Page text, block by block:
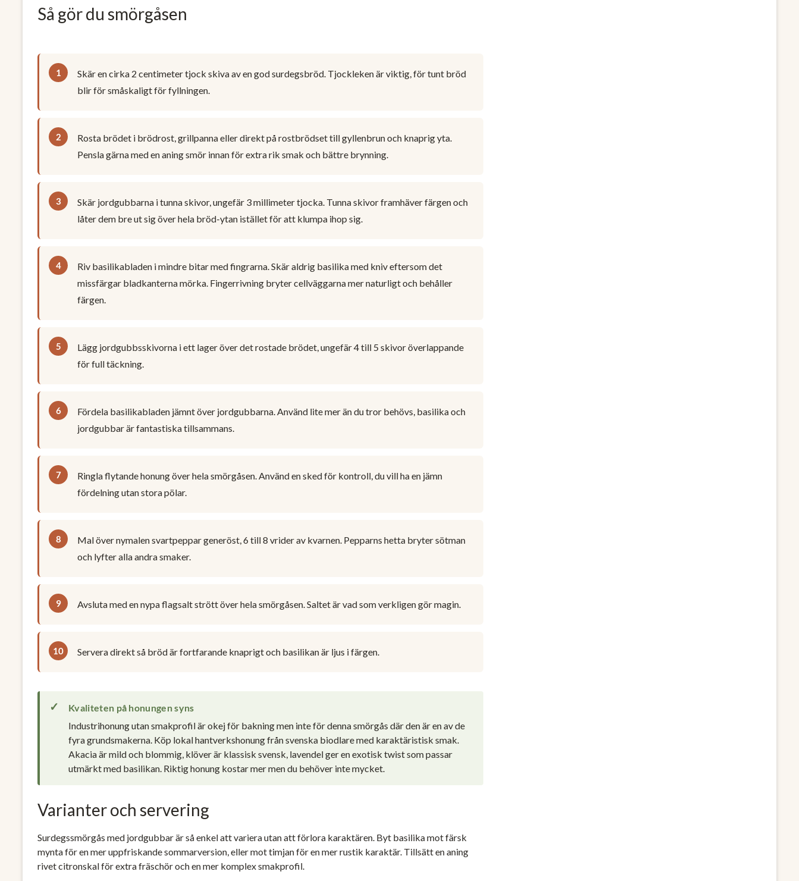
Så gör du smörgåsen
Skär en cirka 2 centimeter tjock skiva av en god surdegsbröd. Tjockleken är viktig, för tunt bröd
blir för småskaligt för fyllningen.
Rosta brödet i brödrost, grillpanna eller direkt på rostbrödset till gyllenbrun och knaprig yta.
Pensla gärna med en aning smör innan för extra rik smak och bättre brynning.
Skär jordgubbarna i tunna skivor, ungefär 3 millimeter tjocka. Tunna skivor framhäver färgen och
låter dem bre ut sig över hela bröd-ytan istället för att klumpa ihop sig.
Riv basilikabladen i mindre bitar med fingrarna. Skär aldrig basilika med kniv eftersom det
missfärgar bladkanterna mörka. Fingerrivning bryter cellväggarna mer naturligt och behåller
färgen.
Lägg jordgubbsskivorna i ett lager över det rostade brödet, ungefär 4 till 5 skivor överlappande
för full täckning.
Fördela basilikabladen jämnt över jordgubbarna. Använd lite mer än du tror behövs, basilika och
jordgubbar är fantastiska tillsammans.
Ringla flytande honung över hela smörgåsen. Använd en sked för kontroll, du vill ha en jämn
fördelning utan stora pölar.
Mal över nymalen svartpeppar generöst, 6 till 8 vrider av kvarnen. Pepparns hetta bryter sötman
och lyfter alla andra smaker.
Avsluta med en nypa flagsalt strött över hela smörgåsen. Saltet är vad som verkligen gör magin.
Servera direkt så bröd är fortfarande knaprigt och basilikan är ljus i färgen.
Kvaliteten på honungen syns
Industrihonung utan smakprofil är okej för bakning men inte för denna smörgås där den är en av de
fyra grundsmakerna. Köp lokal hantverkshonung från svenska biodlare med karaktäristisk smak.
Akacia är mild och blommig, klöver är klassisk svensk, lavendel ger en exotisk twist som passar
utmärkt med basilikan. Riktig honung kostar mer men du behöver inte mycket.
Varianter och servering
Surdegssmörgås med jordgubbar är så enkel att variera utan att förlora karaktären. Byt basilika mot färsk
mynta för en mer uppfriskande sommarversion, eller mot timjan för en mer rustik karaktär. Tillsätt en aning
rivet citronskal för extra fräschör och en mer komplex smakprofil.